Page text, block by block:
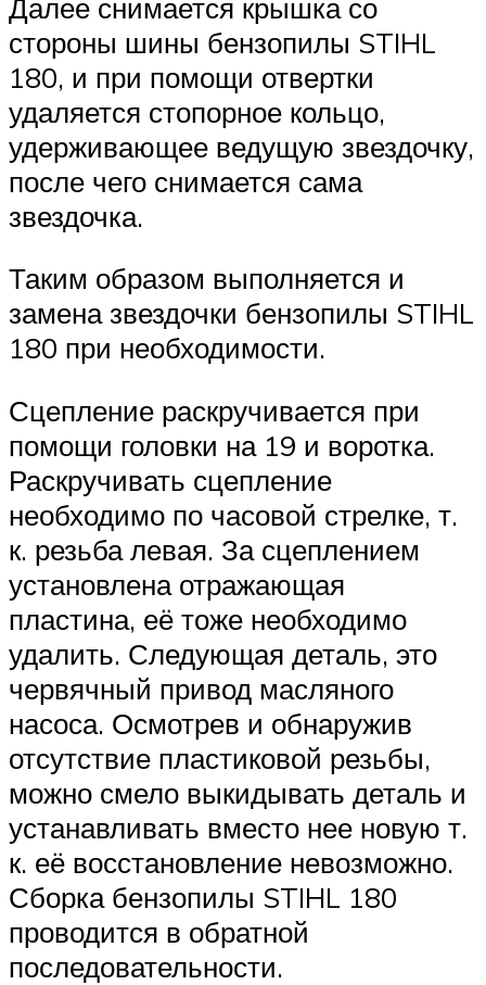
Далее снимается крышка со
стороны шины бензопилы STIHL
180, и при помощи отвертки
удаляется стопорное кольцо,
удерживающее ведущую звездочку,
после чего снимается сама
звездочка.
Таким образом выполняется и
замена звездочки бензопилы STIHL
180 при необходимости.
Сцепление раскручивается при
помощи головки на 19 и воротка.
Раскручивать сцепление
необходимо по часовой стрелке, т.
к. резьба левая. За сцеплением
установлена отражающая
пластина, её тоже необходимо
удалить. Следующая деталь, это
червячный привод масляного
насоса. Осмотрев и обнаружив
отсутствие пластиковой резьбы,
можно смело выкидывать деталь и
устанавливать вместо нее новую т.
к. её восстановление невозможно.
Сборка бензопилы STIHL 180
проводится в обратной
последовательности.